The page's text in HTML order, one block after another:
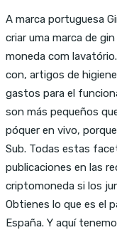
A marca portuguesa
criar uma marca de
moneda com
con, artigos de
gastos para el
son más pequeños
póquer en vivo,
Sub. Todas estas
publicaciones en las
criptomoneda si los
Obtienes lo que es el
España. Y aquí